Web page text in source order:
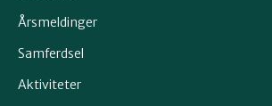
Årsmeldinger
Samferdsel
Aktiviteter